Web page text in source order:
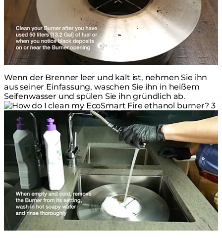
Wenn der Brenner leer und kalt ist, nehmen Sie ihn
aus seiner Einfassung, waschen Sie ihn in heißem
Seifenwasser und spülen Sie ihn gründlich ab.